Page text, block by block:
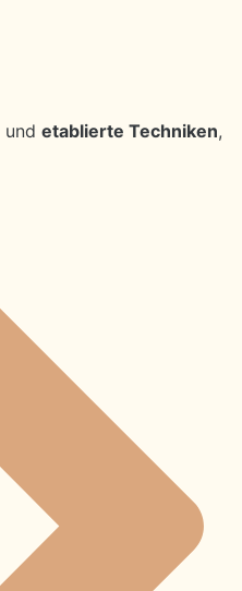
und etablierte Techniken,